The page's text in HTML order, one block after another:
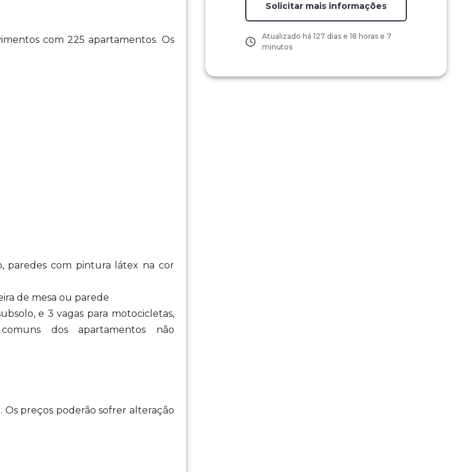
com 225 apartamentos. Os
paredes com pintura látex na cor
de mesa ou parede
e 3 vagas para motocicletas,
dos apartamentos não
preços poderão sofrer alteração
Solicitar mais informações
Atualizado há 127 dias e 18 horas e 7
minutos